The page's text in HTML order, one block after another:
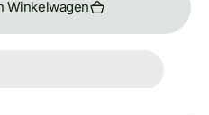
Winkelwagen